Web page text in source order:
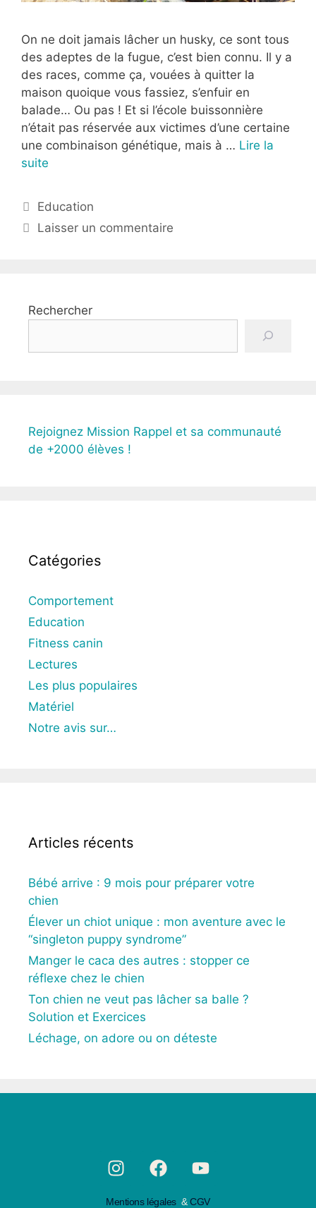
On ne doit jamais lâcher un husky, ce sont tous
des adeptes de la fugue, c’est bien connu. Il y a
des races, comme ça, vouées à quitter la
maison quoique vous fassiez, s’enfuir en
balade… Ou pas ! Et si l’école buissonnière
n’était pas réservée aux victimes d’une certaine
une combinaison génétique, mais à … Lire la
suite
Education
Laisser un commentaire
Rechercher
Rejoignez Mission Rappel et sa communauté
de +2000 élèves !
Catégories
Comportement
Education
Fitness canin
Lectures
Les plus populaires
Matériel
Notre avis sur…
Articles récents
Bébé arrive : 9 mois pour préparer votre
chien
Élever un chiot unique : mon aventure avec le
“singleton puppy syndrome”
Manger le caca des autres : stopper ce
réflexe chez le chien
Ton chien ne veut pas lâcher sa balle ?
Solution et Exercices
Léchage, on adore ou on déteste
Mentions légales&CGV